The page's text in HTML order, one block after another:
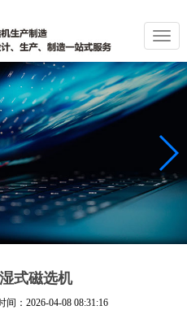
切
换
导
航
式磁选机
间： 2026-04-08 08:31:16